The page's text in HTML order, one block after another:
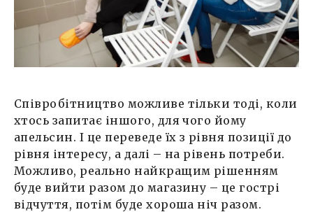
Співробітництво можливе тільки тоді, коли
хтось запитає іншого, для чого йому
апельсин. І це переведе їх з рівня позиції до
рівня інтересу, а далі – на рівень потреби.
Можливо, реально найкращим рішенням
буде вийти разом до магазину – це гострі
відчуття, потім буде хороша ніч разом.